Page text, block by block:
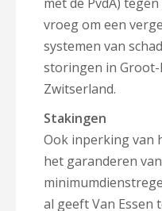
vroeg om een
systemen van
storingen in
Zwitserland.
Stakingen
Ook inperking van
het garanderen
al geeft Van Essen